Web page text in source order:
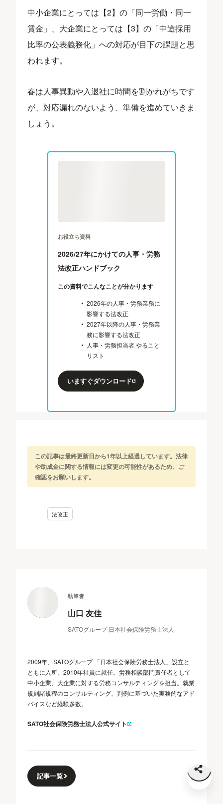
中小企業にとっては【2】の「同一労働・同一
賃金」、大企業にとっては【3】の「中途採用
比率の公表義務化」への対応が目下の課題と思
われます。
春は人事異動や入退社に時間を割かれがちです
が、対応漏れのないよう、準備を進めていきま
しょう。
お役立ち資料
2026/27年にかけての人事・労務
法改正ハンドブック
この資料でこんなことが分かります
2026年の人事・労務業務に
影響する法改正
2027年以降の人事・労務業
務に影響する法改正
人事・労務担当者 やること
リスト
いますぐダウンロード
この記事は最終更新日から1年以上経過しています。法律
や助成金に関する情報には変更の可能性があるため、ご
確認をお願いします。
法改正
執筆者
山口 友佳
SATOグループ 日本社会保険労務士法人
2009年、SATOグループ 「日本社会保険労務士法人」設立と
ともに入所。2010年社員に就任。労務相談部門責任者として
中小企業、大企業に対する労務コンサルティングを担当。就業
規則諸規程のコンサルティング、判例に基づいた実務的なアド
バイスなど経験多数。
SATO社会保険労務士法人公式サイト
記事一覧